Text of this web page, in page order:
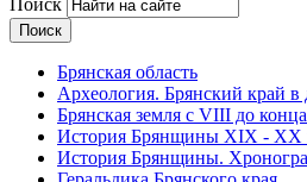
Брянская область
Археология. Брянский край в
Брянская земля с VIII до
История Брянщины XIX - XX
История Брянщины.